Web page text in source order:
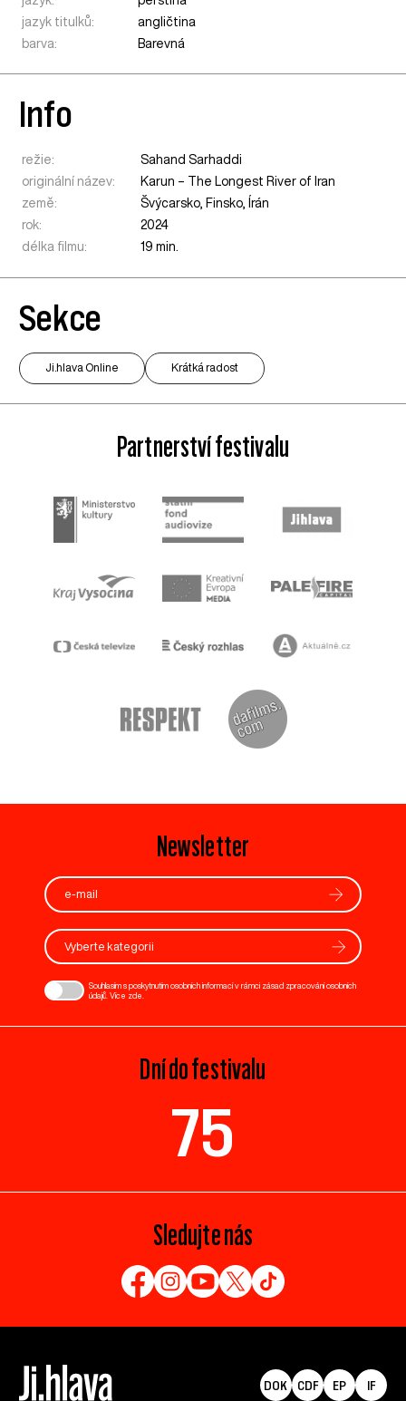
jazyk titulků:
angličtina
barva:
Barevná
Info
režie:
Sahand Sarhaddi
originální název:
Karun – The Longest River of Iran
země:
Švýcarsko, Finsko, Írán
rok:
2024
délka filmu:
19 min.
Sekce
Ji.hlava Online Krátká radost
Partnerství festivalu
Newsletter
Vyberte kategorii
Souhlasím s poskytnutím osobních informací v rámci zásad zpracování osobních
údajů. Více zde
Dní do festivalu
75
Sledujte nás
DOK CDF EP IF